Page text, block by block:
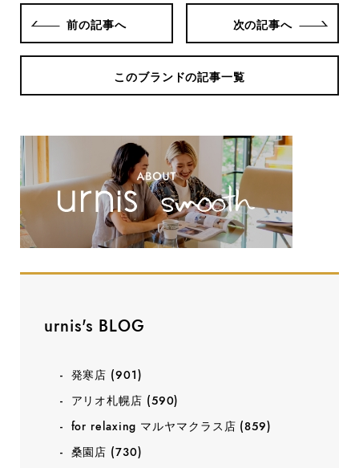
前の記事へ 次の記事へ
このブランドの記事一覧
urnis's BLOG
発寒店 (901)
アリオ札幌店 (590)
for relaxing マルヤマクラス店 (859)
桑園店 (730)